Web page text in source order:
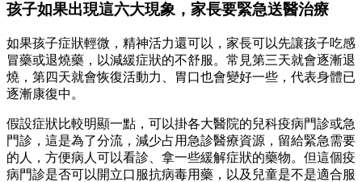
孩子如果出現這六大現象，家長要緊急送醫治療
如果孩子症狀輕微，精神活力還可以，家長可以先讓孩子吃感
冒藥或退燒藥，以減緩症狀的不舒服。常見第三天就會逐漸退
燒，第四天就會恢復活動力、胃口也會變好一些，代表身體已
逐漸康復中。
假設症狀比較明顯一點，可以掛各大醫院的兒科疫病門診或急
門診，這是為了分流，減少占用急診醫療資源，留給緊急需要
的人，方便病人可以看診、拿一些緩解症狀的藥物。但這個疫
病門診是否可以開立口服抗病毒用藥，以及兒童是不是適合服